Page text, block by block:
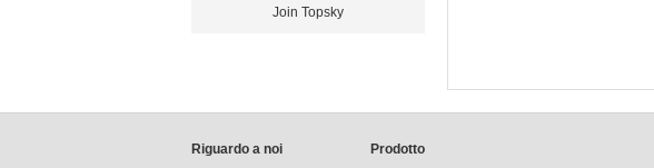
Join Topsky
Riguardo a noi
Prodotto